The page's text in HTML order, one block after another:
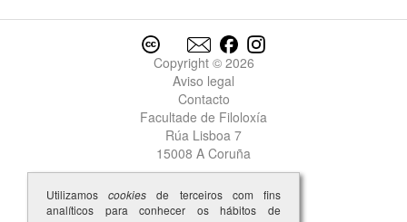
Copyright © 2026
Aviso legal
Contacto
Facultade de Filoloxía
Rúa Lisboa 7
15008 A Coruña
Utilizamoscookies de terceiros com fins
analíticos para conhecer os hábitos de